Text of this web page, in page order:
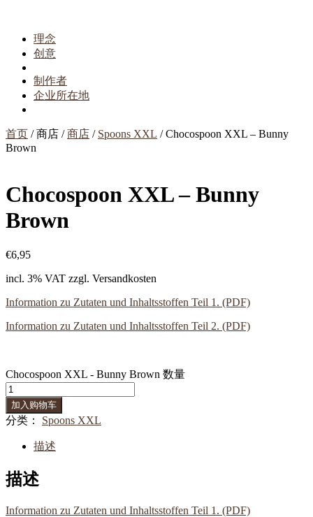
理念
创意
制作者
企业所在地
首页 / 商店 /商店 / Spoons XXL / Chocospoon XXL – Bunny
Brown
Chocospoon XXL – Bunny
Brown
€6,95
incl. 3% VAT zzgl. Versandkosten
Information zu Zutaten und Inhaltsstoffen Teil 1. (PDF)
Information zu Zutaten und Inhaltsstoffen Teil 2. (PDF)
Chocospoon XXL - Bunny Brown 数量
加入购物车
分类： Spoons XXL
描述
描述
Information zu Zutaten und Inhaltsstoffen Teil 1. (PDF)